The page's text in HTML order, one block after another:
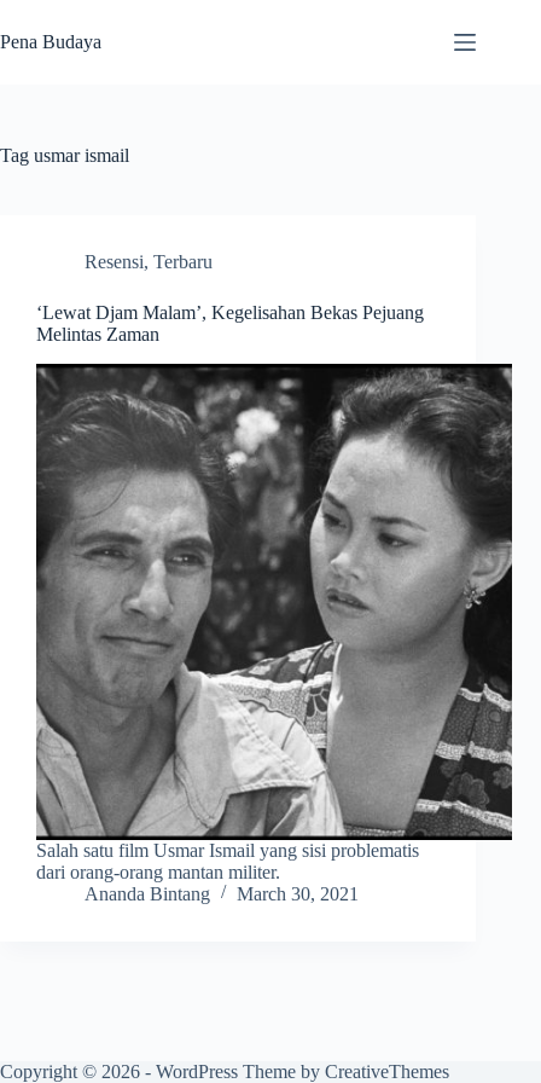
to
content
Pena Budaya
Tag usmar ismail
Resensi, Terbaru
‘Lewat Djam Malam’, Kegelisahan Bekas Pejuang
Melintas Zaman
Salah satu film Usmar Ismail yang sisi problematis
dari orang-orang mantan militer.
Ananda Bintang
March 30, 2021
Copyright © 2026 - WordPress Theme by CreativeThemes